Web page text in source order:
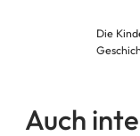
Die
Auch